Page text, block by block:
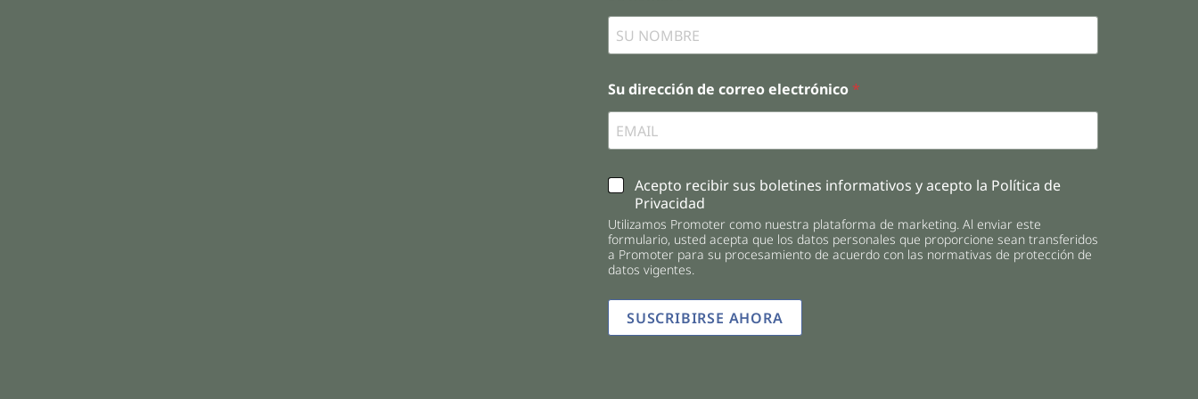
Su dirección de correo electrónico *
C
e
c
k
b
x
s
Acepto recibir sus boletines informativos y acepto la Política de
Privacidad
Utilizamos Promoter como nuestra plataforma de marketing. Al enviar este
formulario, usted acepta que los datos personales que proporcione sean transferidos
a Promoter para su procesamiento de acuerdo con las normativas de protección de
datos vigentes.
SUSCRIBIRSE AHORA